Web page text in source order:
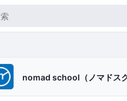
nomad school（ノマドスク